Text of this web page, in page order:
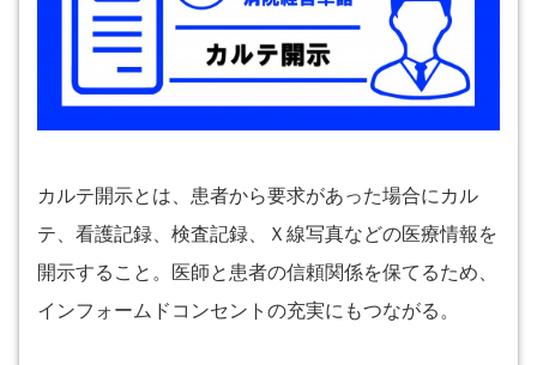
カルテ開示とは、患者から要求があった場合にカル
テ、看護記録、検査記録、Ｘ線写真などの医療情報を
開示すること。医師と患者の信頼関係を保てるため、
インフォームドコンセントの充実にもつながる。